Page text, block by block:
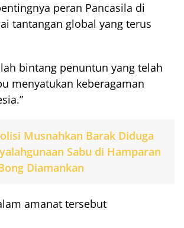
peran Pancasila di
tantangan global yang terus
bintang penuntun yang telah
menyatukan keberagaman
Musnahkan Barak Diduga
Sabu di Hamparan
Diamankan
amanat tersebut